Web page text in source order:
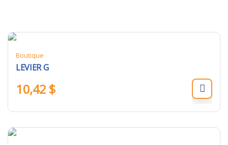
Boutique
LEVIER G
10,42 $